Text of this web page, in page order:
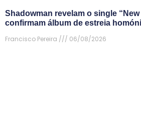
Shadowman revelam o single
confirmam álbum de estreia
Francisco Pereira
06/08/2026